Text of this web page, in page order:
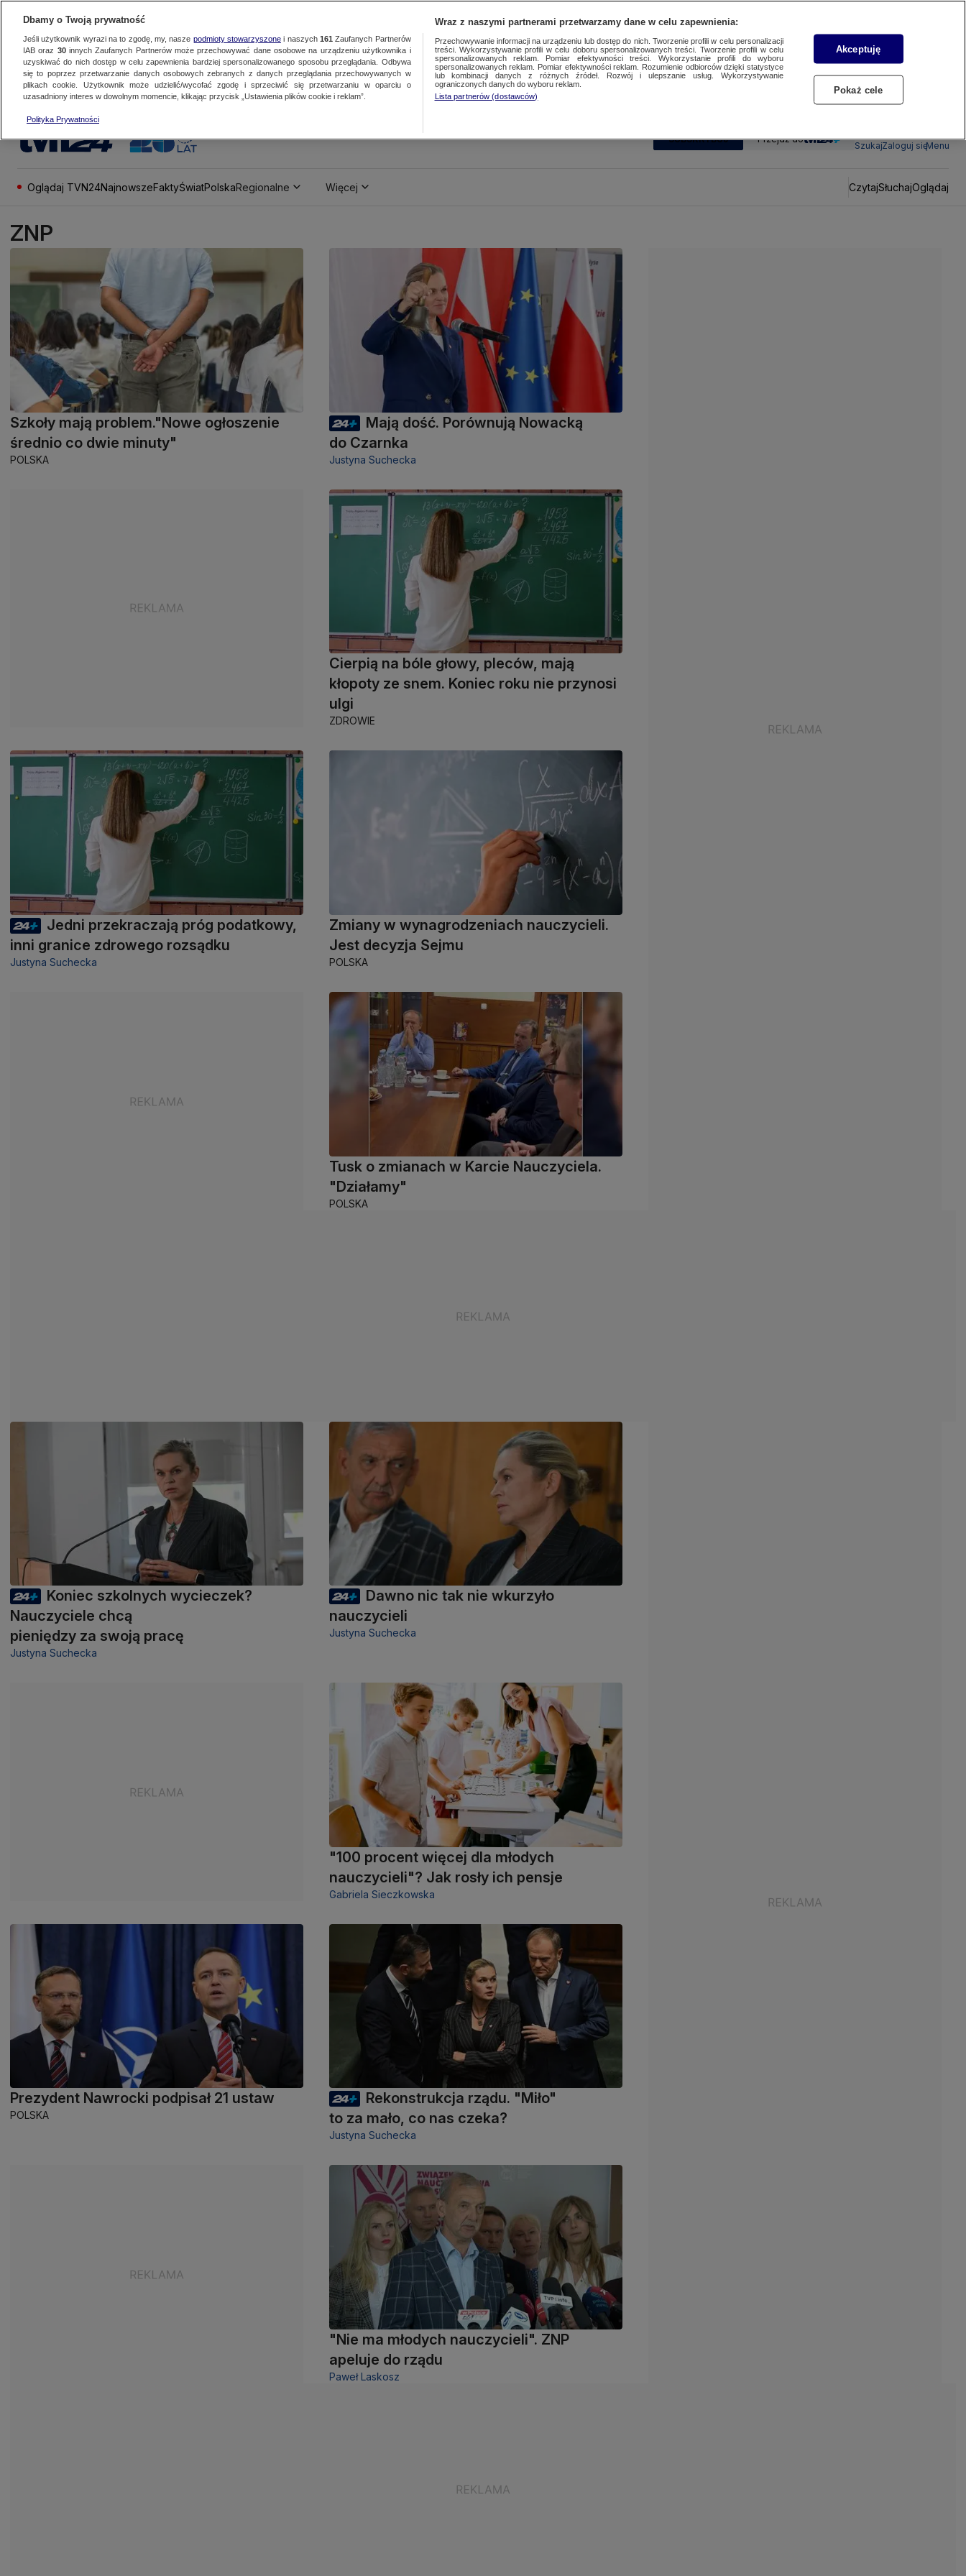
SUBSKRYBUJ Przejdź do
SzukajZaloguj sięMenu
Oglądaj TVN24NajnowszeFaktyŚwiatPolskaRegionalne Więcej CzytajSłuchajOglądaj
ZNP
Szkoły mają problem."Nowe ogłoszenie
średnio co dwie minuty"
POLSKA
Mają dość. Porównują Nowacką
do Czarnka
Justyna Suchecka
Cierpią na bóle głowy, pleców, mają
kłopoty ze snem. Koniec roku nie przynosi
ulgi
ZDROWIE
Jedni przekraczają próg podatkowy,
inni granice zdrowego rozsądku
Justyna Suchecka
Zmiany w wynagrodzeniach nauczycieli.
Jest decyzja Sejmu
POLSKA
Tusk o zmianach w Karcie Nauczyciela.
"Działamy"
POLSKA
Koniec szkolnych wycieczek?
Nauczyciele chcą
pieniędzy za swoją pracę
Justyna Suchecka
Dawno nic tak nie wkurzyło
nauczycieli
Justyna Suchecka
"100 procent więcej dla młodych
nauczycieli"? Jak rosły ich pensje
Gabriela Sieczkowska
Prezydent Nawrocki podpisał 21 ustaw
POLSKA
Rekonstrukcja rządu. "Miło"
to za mało, co nas czeka?
Justyna Suchecka
"Nie ma młodych nauczycieli". ZNP
apeluje do rządu
Paweł Laskosz
Dbamy o Twoją prywatność
Jeśli użytkownik wyrazi na to zgodę, my, nasze podmioty stowarzyszonei naszych 161 Zaufanych Partnerów
IAB oraz 30innych Zaufanych Partnerów może przechowywać dane osobowe na urządzeniu użytkownika i
uzyskiwać do nich dostęp w celu zapewnienia bardziej spersonalizowanego sposobu przeglądania. Odbywa
się to poprzez przetwarzanie danych osobowych zebranych z danych przeglądania przechowywanych w
plikach cookie. Użytkownik może udzielić/wycofać zgodę i sprzeciwić się przetwarzaniu w oparciu o
uzasadniony interes w dowolnym momencie, klikając przycisk „Ustawienia plików cookie i reklam”.
Polityka Prywatności
Wraz z naszymi partnerami przetwarzamy dane w celu zapewnienia:
Przechowywanie informacji na urządzeniu lub dostęp do nich. Tworzenie profili w celu personalizacji
treści. Wykorzystywanie profili w celu doboru spersonalizowanych treści. Tworzenie profili w celu
spersonalizowanych reklam. Pomiar efektywności treści. Wykorzystanie profili do wyboru
spersonalizowanych reklam. Pomiar efektywności reklam. Rozumienie odbiorców dzięki statystyce
lub kombinacji danych z różnych źródeł. Rozwój i ulepszanie usług. Wykorzystywanie
ograniczonych danych do wyboru reklam.
Lista partnerów (dostawców)
Akceptuję
Pokaż cele